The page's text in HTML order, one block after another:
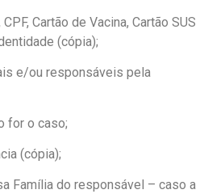
Cartão de Vacina, Cartão SUS
(cópia);
e/ou responsáveis pela
for o caso;
(cópia);
Família do responsável – caso a